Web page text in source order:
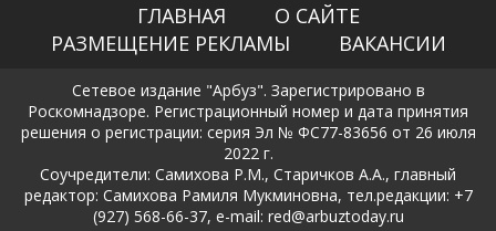
ГЛАВНАЯ
О САЙТЕ
РАЗМЕЩЕНИЕ РЕКЛАМЫ
ВАКАНСИИ
Сетевое издание "Арбуз". Зарегистрировано в
Роскомнадзоре. Регистрационный номер и дата принятия
решения о регистрации: серия Эл № ФС77-83656 от 26 июля
2022 г.
Соучредители: Самихова Р.М., Старичков А.А., главный
редактор: Самихова Рамиля Мукминовна, тел.редакции: +7
(927) 568-66-37, e-mail: red@arbuztoday.ru